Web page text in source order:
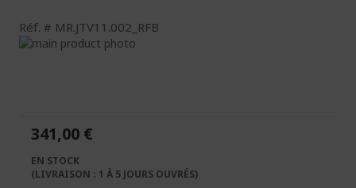
Réf. MR.JTV11.002_RFB
Passer
galerie
d’images
Galerie
d’images
341,00 €
EN STOCK
(LIVRAISON : 1 À 5 JOURS OUVRÉS)